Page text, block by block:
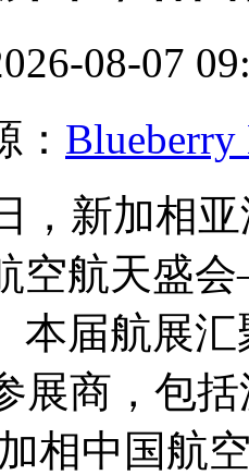
08-07
：
，新加相
空航天盛
本届航展
展商，包
相中国航